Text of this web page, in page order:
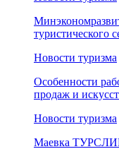
туристического
Новости туризма
Особенности
продаж и
Новости туризма
Маевка